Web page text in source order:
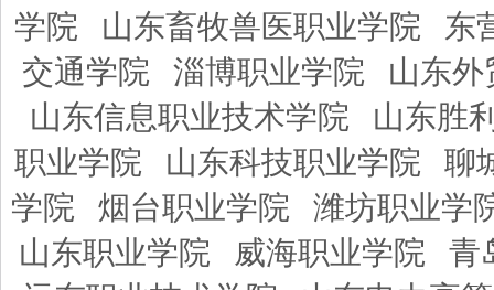
学院
山东畜牧兽医职业学院
东
交通学院
淄博职业学院
山东外
山东信息职业技术学院
山东胜
职业学院
山东科技职业学院
聊
学院
烟台职业学院
潍坊职业学
山东职业学院
威海职业学院
青